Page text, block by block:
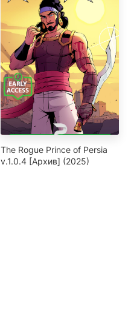
The Rogue Prince of Persia
v.1.0.4 [Архив] (2025)